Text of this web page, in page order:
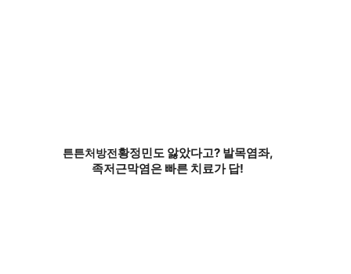
튼튼처방전황정민도 앓았다고? 발목염좌,
족저근막염은 빠른 치료가 답!